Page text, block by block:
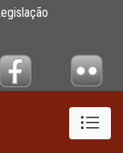
assinam